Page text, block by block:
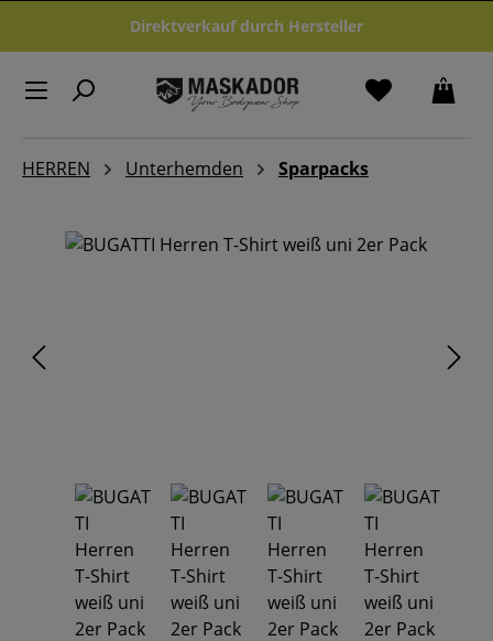
Zum Hauptinhalt springenDirektverkauf durch Hersteller
HERREN Unterhemden Sparpacks